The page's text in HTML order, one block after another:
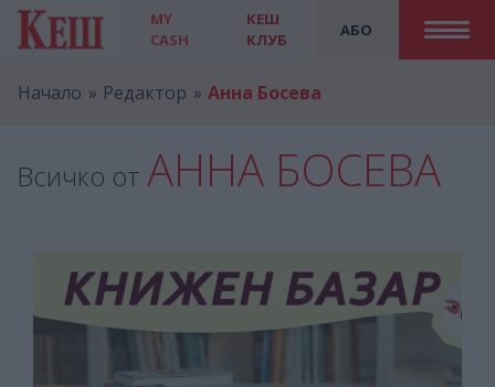
MY
CASH
АБО
КЕШ
КЛУБ
Начало Редактор Анна Босева
Всичко от АННА БОСЕВА